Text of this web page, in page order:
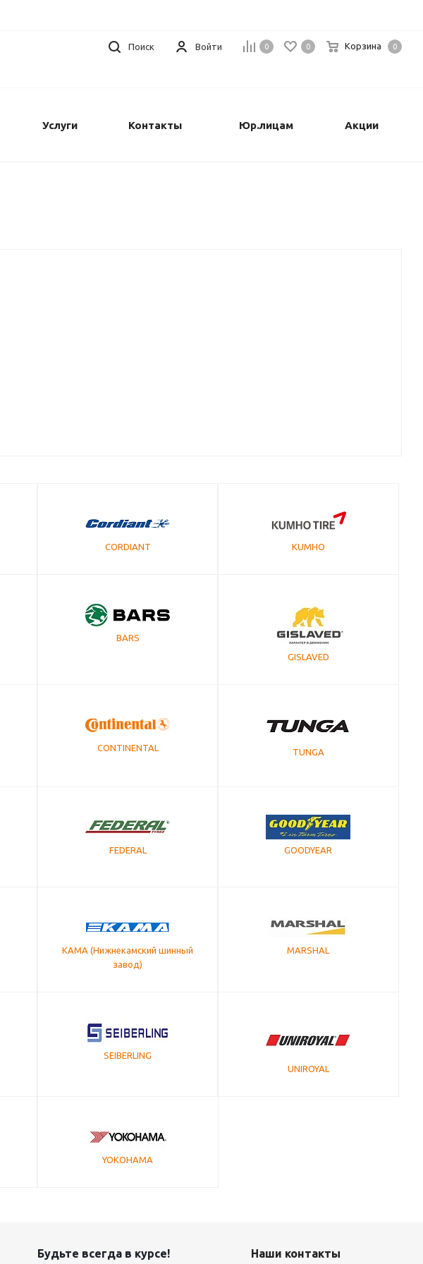
0 0 Корзина 0
Войти
Поиск
Услуги Контакты Юр.лицам Акции
CORDIANT KUMHO
BARS
GISLAVED
CONTINENTAL TUNGA
FEDERAL GOODYEAR
КАМА (Нижнекамский шинный
завод)
MARSHAL
SEIBERLING
UNIROYAL
YOKOHAMA
Будьте всегда в курсе! Наши контакты